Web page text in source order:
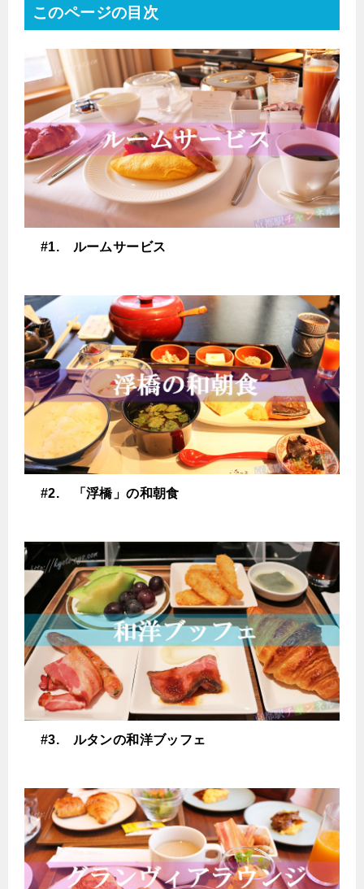
このページの目次
#1. ルームサービス
#2. 「浮橋」の和朝食
#3. ルタンの和洋ブッフェ